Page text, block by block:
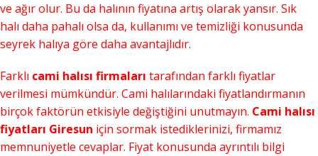
ve ağır olur. Bu da halının fiyatına artış olarak yansır. Sık
halı daha pahalı olsa da, kullanımı ve temizliği konusunda
seyrek halıya göre daha avantajlıdır.
Farklı cami halısı firmaları tarafından farklı fiyatlar
verilmesi mümkündür. Cami halılarındaki fiyatlandırmanın
birçok faktörün etkisiyle değiştiğini unutmayın. Cami halısı
fiyatları Giresun için sormak istediklerinizi, firmamız
memnuniyetle cevaplar. Fiyat konusunda ayrıntılı bilgi